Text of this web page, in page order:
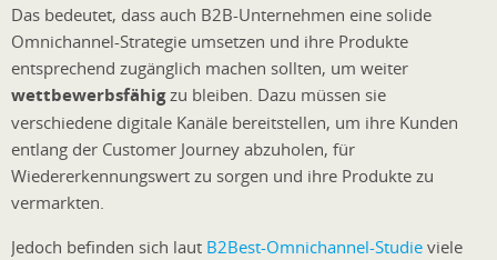
Das bedeutet, dass auch B2B-Unternehmen eine solide
Omnichannel-Strategie umsetzen und ihre Produkte
entsprechend zugänglich machen sollten, um weiter
wettbewerbsfähigzu bleiben. Dazu müssen sie
verschiedene digitale Kanäle bereitstellen, um ihre Kunden
entlang der Customer Journey abzuholen, für
Wiedererkennungswert zu sorgen und ihre Produkte zu
vermarkten.
Jedoch befinden sich laut B2Best-Omnichannel-Studie viele